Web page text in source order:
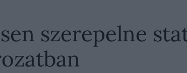
szerepelne